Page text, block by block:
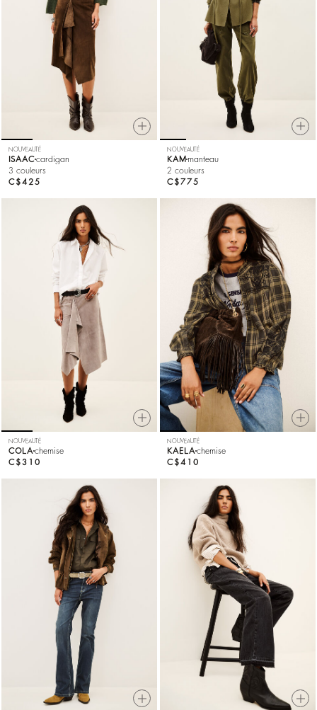
NOUVEAUTÉ
ISAACcardigan
3 couleurs
C$425
NOUVEAUTÉ
KAM manteau
2 couleurs
C$775
NOUVEAUTÉ
COLA chemise
C$310
NOUVEAUTÉ
KAELA chemise
C$410